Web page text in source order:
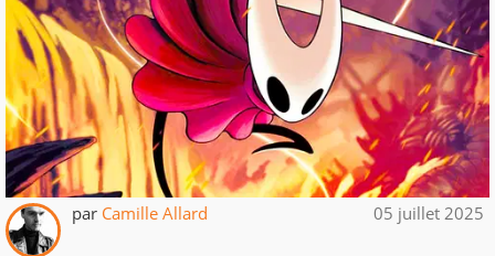
par Camille Allard 05 juillet 2025